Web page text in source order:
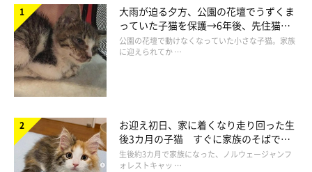
大雨が迫る夕方、公園の花壇でうずくま
っていた子猫を保護→6年後、先住猫
と“姉妹”のような関係に
公園の花壇で動けなくなっていた小さな子猫。家族
に迎えられてか …
お迎え初日、家に着くなり走り回った生
後3カ月の子猫 すぐに家族のそばで落
ち着く姿に「迎えてよかった」
生後約3カ月で家族になった、ノルウェージャンフ
ォレストキャッ …